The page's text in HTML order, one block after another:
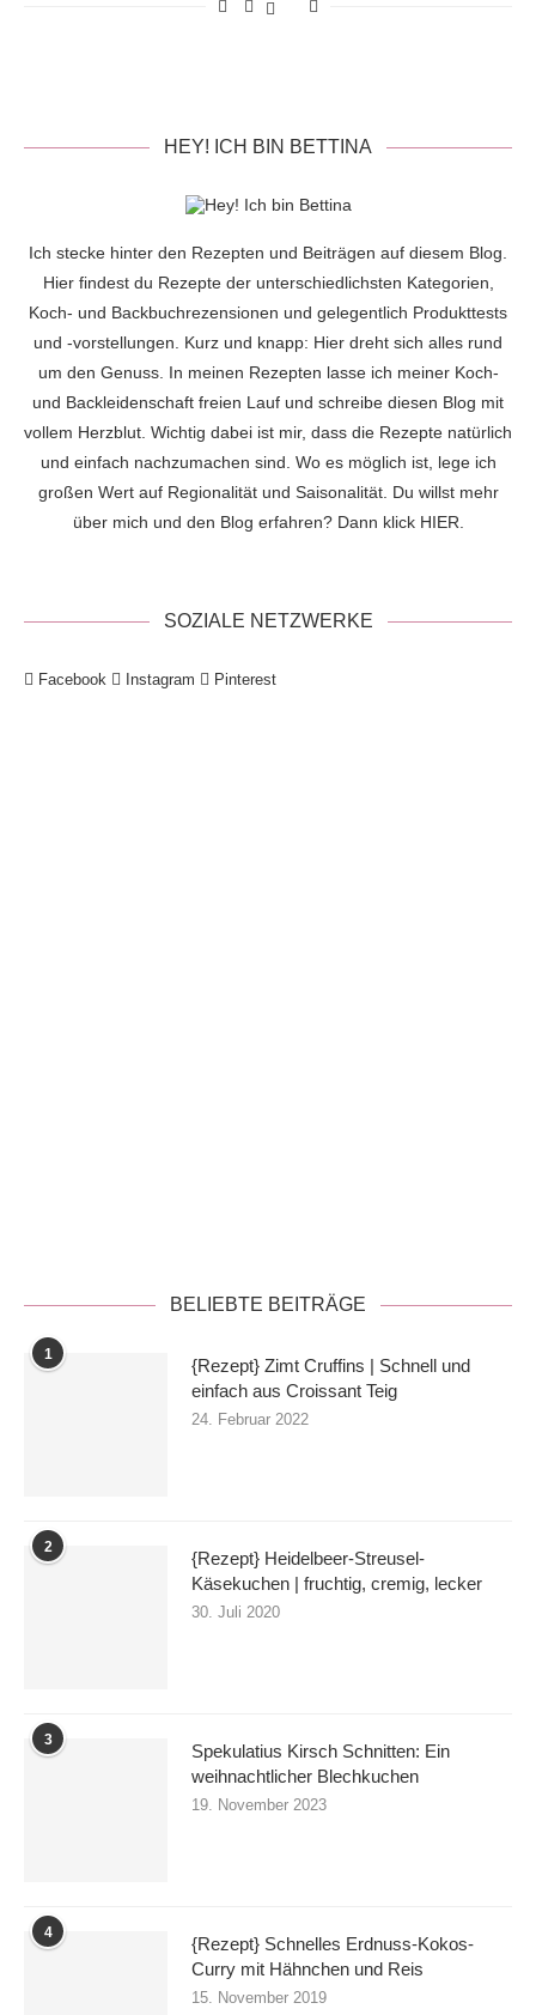
HEY! ICH BIN BETTINA
Ich stecke hinter den Rezepten und Beiträgen auf diesem Blog.
Hier findest du Rezepte der unterschiedlichsten Kategorien,
Koch- und Backbuchrezensionen und gelegentlich Produkttests
und -vorstellungen. Kurz und knapp: Hier dreht sich alles rund
um den Genuss. In meinen Rezepten lasse ich meiner Koch-
und Backleidenschaft freien Lauf und schreibe diesen Blog mit
vollem Herzblut. Wichtig dabei ist mir, dass die Rezepte natürlich
und einfach nachzumachen sind. Wo es möglich ist, lege ich
großen Wert auf Regionalität und Saisonalität. Du willst mehr
über mich und den Blog erfahren? Dann klick HIER
SOZIALE NETZWERKE
Facebook Instagram Pinterest
BELIEBTE BEITRÄGE
1
{Rezept} Zimt Cruffins | Schnell und
einfach aus Croissant Teig
24. Februar 2022
2
{Rezept} Heidelbeer-Streusel-
Käsekuchen | fruchtig, cremig, lecker
30. Juli 2020
3
Spekulatius Kirsch Schnitten: Ein
weihnachtlicher Blechkuchen
19. November 2023
4
{Rezept} Schnelles Erdnuss-Kokos-
Curry mit Hähnchen und Reis
15. November 2019